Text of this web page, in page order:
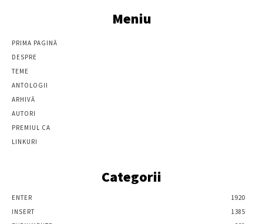
Meniu
PRIMA PAGINĂ
DESPRE
TEME
ANTOLOGII
ARHIVĂ
AUTORI
PREMIUL CA
LINKURI
Categorii
ENTER
1920
INSERT
1385